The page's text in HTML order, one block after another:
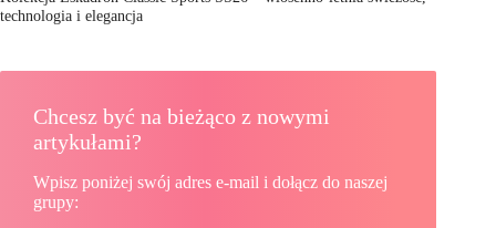
technologia i elegancja
Chcesz być na bieżąco z nowymi
artykułami?
Wpisz poniżej swój adres e-mail i dołącz do naszej
grupy: